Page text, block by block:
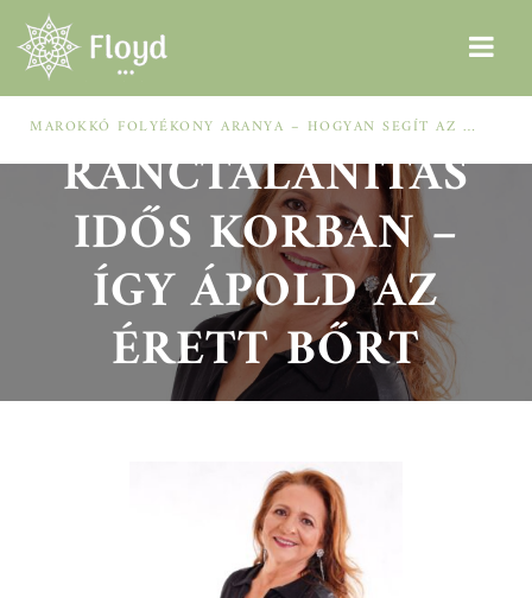
MAROKKÓ FOLYÉKONY ARANYA – HOGYAN SEGÍT AZ ARGÁNOLAJ A SZÁRAZ, MEGVISELT TINCSEKEN?
RÁNCTALANÍTÁS
IDŐS KORBAN –
ÍGY ÁPOLD AZ
ÉRETT BŐRT